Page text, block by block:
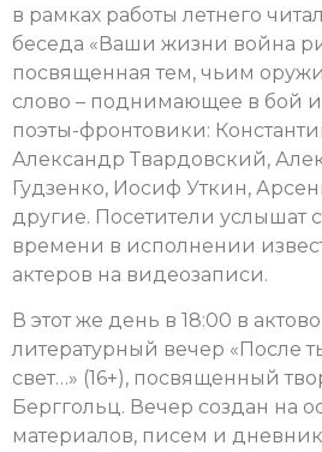
в рамках работы летнего
беседа «Ваши жизни война
посвященная тем, чьим
слово – поднимающее в бой
поэты-фронтовики:
Александр Твардовский,
Гудзенко, Иосиф Уткин,
другие. Посетители услышат
времени в исполнении
актеров на видеозаписи.
В этот же день в 18:00 в
литературный вечер «После
свет…» (16+), посвященный
Берггольц. Вечер создан на
материалов, писем и